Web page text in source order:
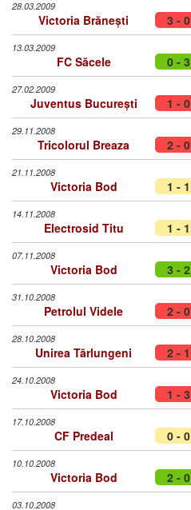
28.03.2009
Victoria Brănești 3 - 0
13.03.2009
FC Săcele 0 - 3
27.02.2009
Juventus București 1 - 0
29.11.2008
Tricolorul Breaza 2 - 0
21.11.2008
Victoria Bod 1 - 1
14.11.2008
Electrosid Titu 1 - 1
07.11.2008
Victoria Bod 3 - 2
31.10.2008
Petrolul Videle 2 - 0
28.10.2008
Unirea Tărlungeni 2 - 1
24.10.2008
Victoria Bod 1 - 3
17.10.2008
CF Predeal 0 - 0
10.10.2008
Victoria Bod 2 - 0
03.10.2008